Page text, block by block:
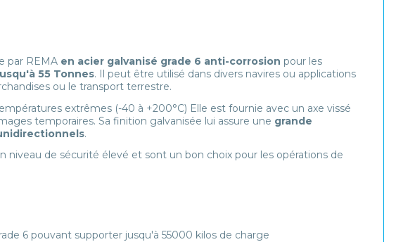
par REMA en acier galvanisé grade 6 anti-corrosion pour les
55 Tonnes. Il peut être utilisé dans divers navires ou applications
ou le transport terrestre.
extrêmes (-40 à +200°C) Elle est fournie avec un axe vissé
temporaires. Sa finition galvanisée lui assure une grande
.
niveau de sécurité élevé et sont un bon choix pour les opérations de
6 pouvant supporter jusqu'à 55000 kilos de charge